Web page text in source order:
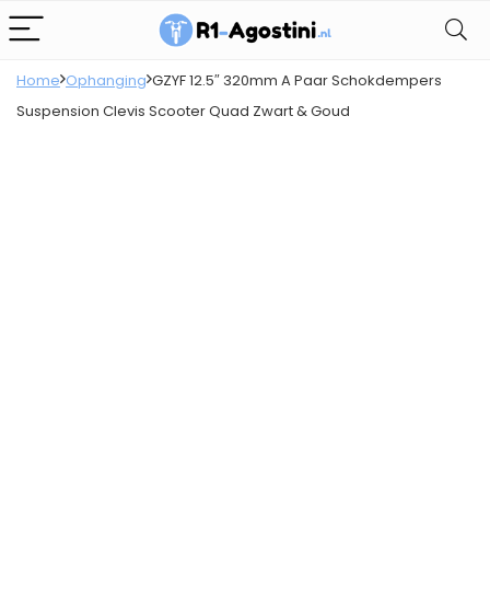
Home Ophanging GZYF 12.5″ 320mm A Paar Schokdempers
Suspension Clevis Scooter Quad Zwart & Goud